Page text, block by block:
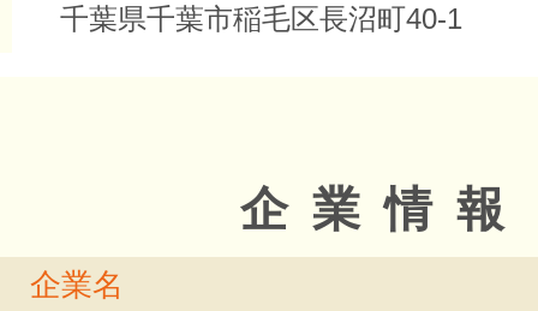
千葉県千葉市稲毛区長沼町40-1
企業情報
企業名